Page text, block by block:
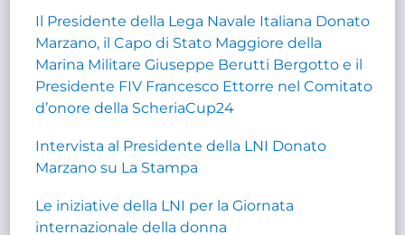
Il Presidente della Lega Navale Italiana Donato
Marzano, il Capo di Stato Maggiore della
Marina Militare Giuseppe Berutti Bergotto e il
Presidente FIV Francesco Ettorre nel Comitato
d’onore della ScheriaCup24
Intervista al Presidente della LNI Donato
Marzano su La Stampa
Le iniziative della LNI per la Giornata
internazionale della donna